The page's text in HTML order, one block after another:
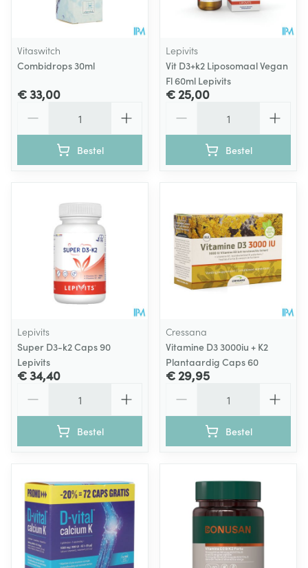
Vitaswitch
Combidrops 30ml
€ 33,00
Bestel
Lepivits
Vit D3+k2 Liposomaal Vegan
Fl 60ml Lepivits
€ 25,00
Bestel
Lepivits
Super D3-k2 Caps 90
Lepivits
€ 34,40
Bestel
Cressana
Vitamine D3 3000iu + K2
Plantaardig Caps 60
€ 29,95
Bestel